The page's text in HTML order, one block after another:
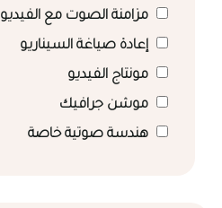
مزامنة الصوت مع الفيديو
إعادة صياغة السيناريو
مونتاج الفيديو
موشن جرافيك
هندسة صوتية خاصة